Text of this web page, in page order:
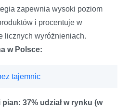
zapewnia wysoki poziom
i procentuje w
licznych wyróżnieniach.
w Polsce:
tajemnic
37% udział w rynku (w